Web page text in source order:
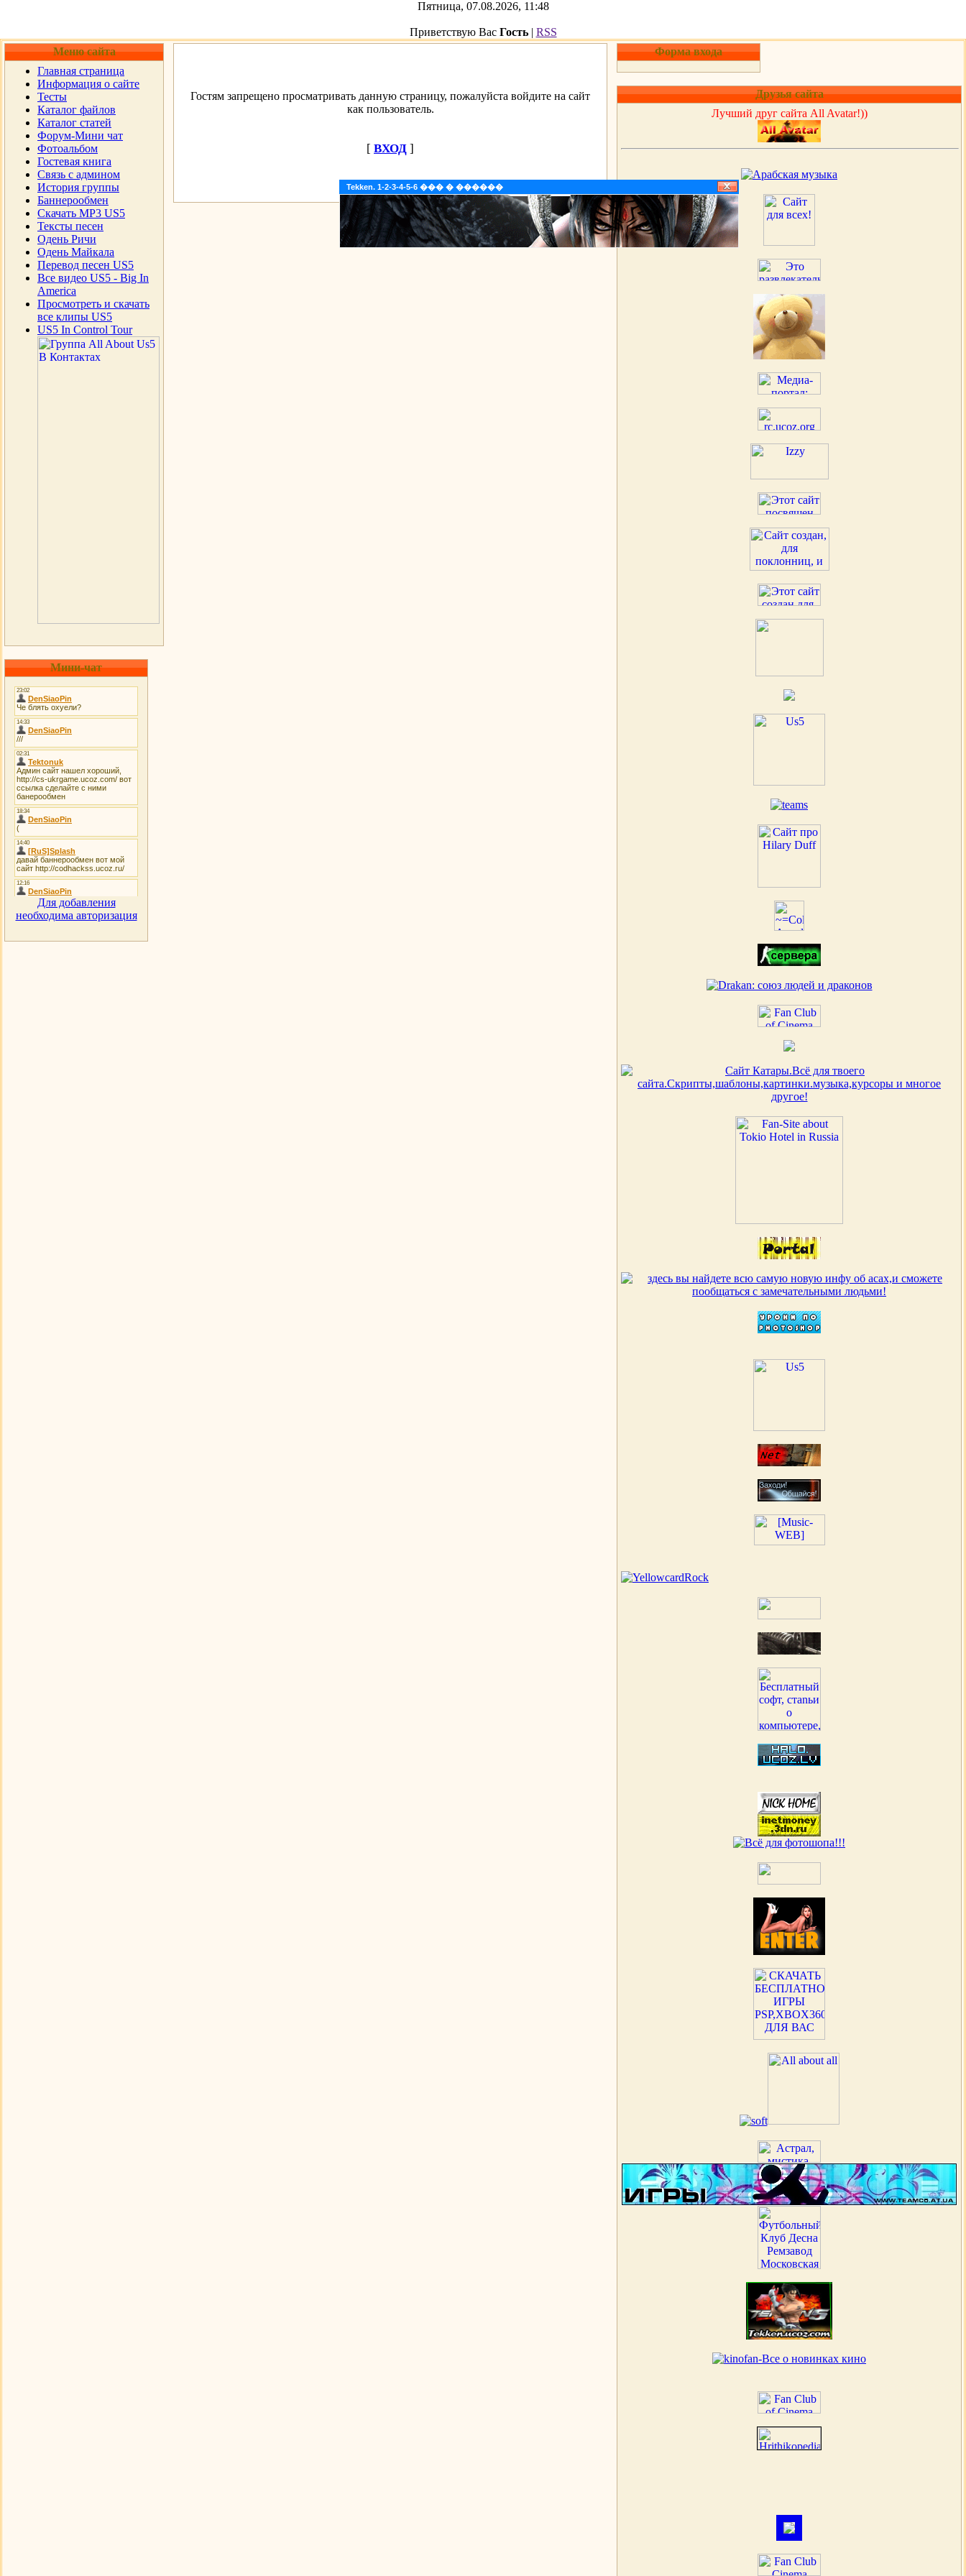
Пятница, 07.08.2026, 11:48
Приветствую Вас Гость| RSS
Меню сайта
Главная страница
Информация о сайте
Тесты
Каталог файлов
Каталог статей
Форум-Мини чат
Фотоальбом
Гостевая книга
Cвязь с админом
История группы
Баннерообмен
Скачать MP3 US5
Тексты песен
Одень Ричи
Одень Майкала
Перевод песен US5
Все видео US5 - Big In
America
Просмотреть и скачать
все клипы US5
US5 In Control Tour
Tekken. 1-2-3-4-5-6 ��� � ������
Мини-чат
Для добавления
необходима авторизация
Гостям запрещено просматривать данную страницу, пожалуйста войдите на сайт
как пользователь.
[ ВХОД ]
Форма входа
Друзья сайта
Лучший друг сайта All Avatar!))